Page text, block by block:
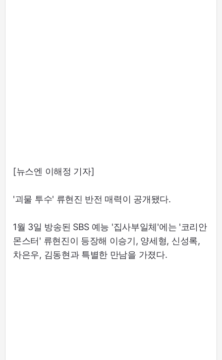
[뉴스엔 이해정 기자]
'괴물 투수' 류현진 반전 매력이 공개됐다.
1월 3일 방송된 SBS 예능 '집사부일체'에는 '코리안
몬스터' 류현진이 등장해 이승기, 양세형, 신성록,
차은우, 김동현과 특별한 만남을 가졌다.